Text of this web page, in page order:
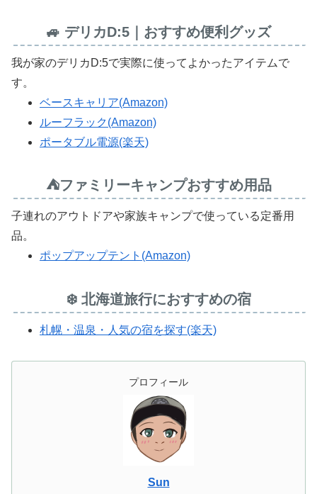
🚙 デリカD:5｜おすすめ便利グッズ
我が家のデリカD:5で実際に使ってよかったアイテムで
す。
ベースキャリア(Amazon)
ルーフラック(Amazon)
ポータブル電源(楽天)
⛺ファミリーキャンプおすすめ用品
子連れのアウトドアや家族キャンプで使っている定番用
品。
ポップアップテント(Amazon)
❄️ 北海道旅行におすすめの宿
札幌・温泉・人気の宿を探す(楽天)
プロフィール
Sun